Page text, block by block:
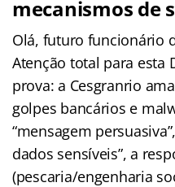
mecanismos de
Olá, futuro funcionário
Atenção total para esta
prova: a Cesgranrio
golpes bancários e
“mensagem
dados sensíveis”, a
(pescaria/engenharia